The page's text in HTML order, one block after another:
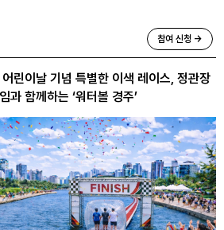
참여 신청 →
린이날 기념 특별한 이색 레이스, 정관장
과 함께하는 ‘워터볼 경주’